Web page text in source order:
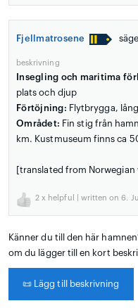
Fjellmatrosene
beskrivning
Insegling och maritima
plats och djup
Förtöjning: Flytbrygga,
Området: Fin stig från
km. Kustmuseum finns ca
[translated from Norwegian
2 x helpful | written on 6.
Känner du till den här
om du lägger till en kort
📜 Lägg till beskrivning